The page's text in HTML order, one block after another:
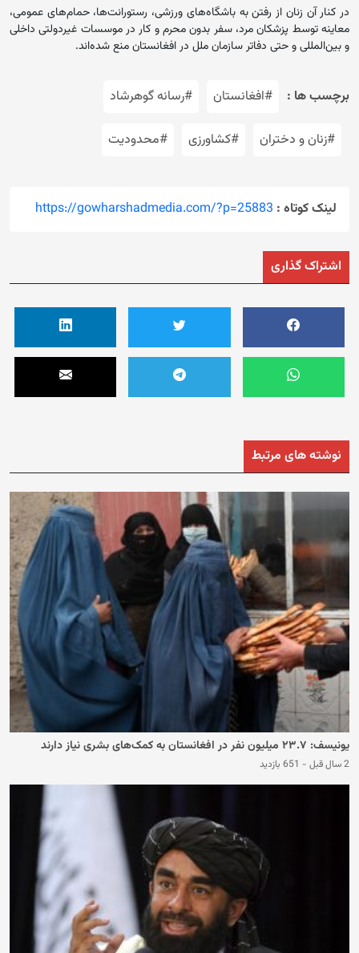
در کنار آن زنان از رفتن به‌ باشگاه‌های ورزشی، رستورانت‌ها، حمام‌های عمومی،
معاینه توسط پزشکان مرد، سفر بدون محرم و کار در موسسات غیردولتی داخلی
و بین‌المللی و حتی دفاتر سازمان ملل در افغانستان منع شده‌اند.
برچسب ها : #افغانستان #رسانه گوهرشاد
#زنان و دختران #کشاورزی #محدودیت
لینک کوتاه : https://gowharshadmedia.com/?p=25883
اشتراک گذاری
نوشته های مرتبط
یونیسف: ۲۳.۷ میلیون نفر در افغانستان به کمک‌های بشری نیاز دارند
2 سال قبل - 651 بازدید